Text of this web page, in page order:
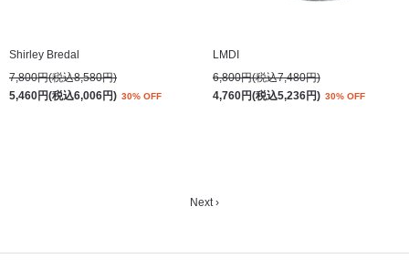
Shirley Bredal
7,800円(税込8,580円)
5,460円(税込6,006円) 30% OFF
LMDI
6,800円(税込7,480円)
4,760円(税込5,236円) 30% OFF
Next ›